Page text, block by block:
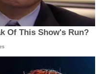
Of This Show's Run?